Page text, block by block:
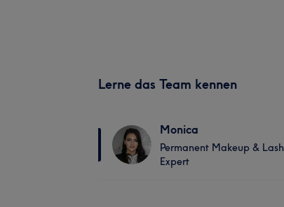
Lerne das Team kennen
Monica
Permanent Makeup & Lash
Expert